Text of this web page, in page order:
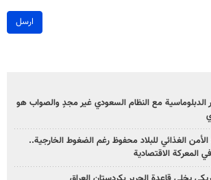
ارسل
الدبلوماسية مع النظام السعودي غير مجدٍ والصواب هو
الأمن الغذائي للبلاد محفوظ رغم الضغوط الخارجية..
المعركة الاقتصادية